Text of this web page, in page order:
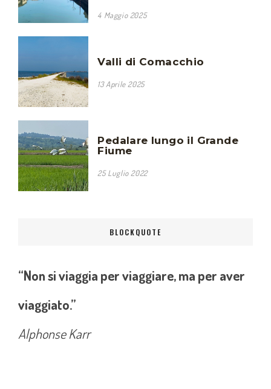
4 Maggio 2025
Valli di Comacchio
13 Aprile 2025
Pedalare lungo il Grande
Fiume
25 Luglio 2022
BLOCKQUOTE
“Non si viaggia per viaggiare, ma per aver
viaggiato.”
Alphonse Karr